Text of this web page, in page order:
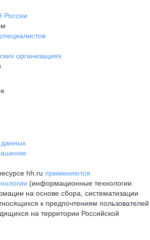
России
организациях
hh.ru применяются
(информационные технологии
на основе сбора, систематизации
к предпочтениям пользователей
на территории Российской